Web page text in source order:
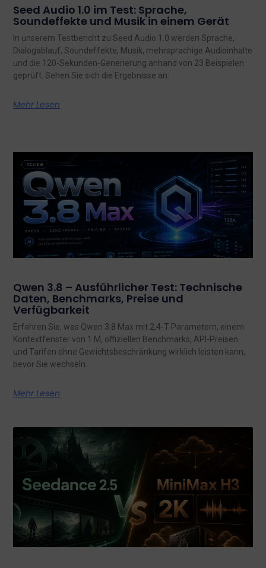
Seed Audio 1.0 im Test: Sprache,
Soundeffekte und Musik in einem Gerät
In unserem Testbericht zu Seed Audio 1.0 werden Sprache,
Dialogablauf, Soundeffekte, Musik, mehrsprachige Audioinhalte
und die 120-Sekunden-Generierung anhand von 23 Beispielen
geprüft. Sehen Sie sich die Ergebnisse an.
Mehr Lesen
Qwen 3.8 – Ausführlicher Test: Technische
Daten, Benchmarks, Preise und
Verfügbarkeit
Erfahren Sie, was Qwen 3.8 Max mit 2,4-T-Parametern, einem
Kontextfenster von 1 M, offiziellen Benchmarks, API-Preisen
und Tarifen ohne Gewichtsbeschränkung wirklich leisten kann,
bevor Sie wechseln.
Mehr Lesen